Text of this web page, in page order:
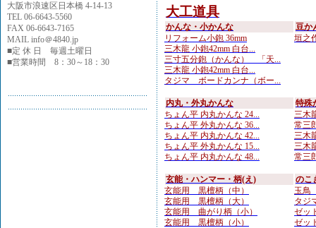
大阪市浪速区日本橋 4-14-13
TEL 06-6643-5560
FAX 06-6643-7165
MAIL info＠4840.jp
■定 休 日 毎週土曜日
■営業時間 8：30～18：30
大工道具
かんな・小かんな
リフォーム小鉋 36mm
三木龍 小鉋42mm 白台...
三寸五分鉋（かんな） 「天...
三木龍 小鉋42mm 白台...
タジマ ボードカンナ（ボー...
豆か
垣之
内丸・外丸かんな
ちょん平 内丸かんな 24...
ちょん平 外丸かんな 36...
ちょん平 内丸かんな 42...
ちょん平 外丸かんな 15...
ちょん平 内丸かんな 48...
特殊
三木
常三
三木
三木
常三
玄能・ハンマー・柄(え)
玄能用 黒檀柄（中）
玄能用 黒檀柄（大）
玄能用 曲がり柄（小）
玄能用 黒檀柄（小）
のこ
玉鳥
タジ
ゼッ
ゼッ